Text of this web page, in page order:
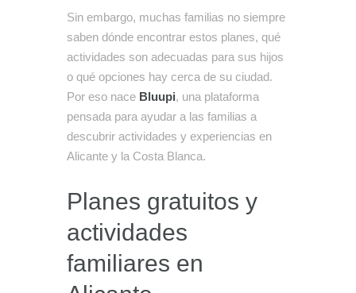
Sin embargo, muchas familias no siempre
saben dónde encontrar estos planes, qué
actividades son adecuadas para sus hijos
o qué opciones hay cerca de su ciudad.
Por eso nace Bluupi, una plataforma
pensada para ayudar a las familias a
descubrir actividades y experiencias en
Alicante y la Costa Blanca.
Planes gratuitos y
actividades
familiares en